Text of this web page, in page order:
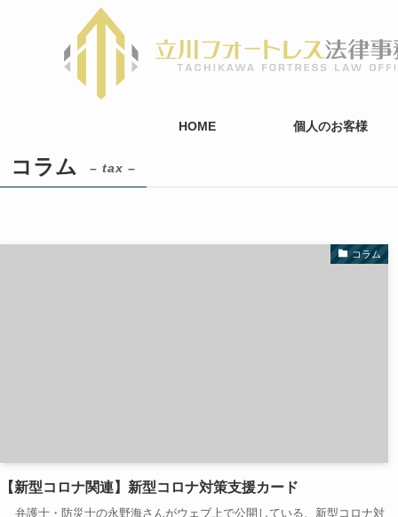
HOME 個人のお客様
コラム – tax –
コラム
【新型コロナ関連】新型コロナ対策支援カード
弁護士・防災士の永野海さんがウェブ上で公開している、新型コロナ対